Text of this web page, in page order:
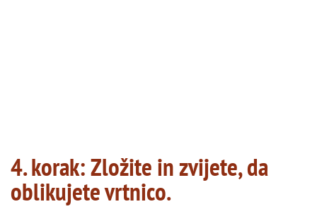
4. korak: Zložite in zvijete, da
oblikujete vrtnico.